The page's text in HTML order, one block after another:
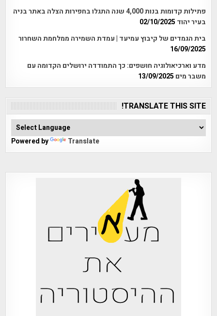
פתילות קדומות בנות 4,000 שנה התגלו בחפירות הצלה באתר בניה
בעיר יהוד 02/10/2025
בית הגמדים של קיבוץ עמיעד | עמדת השמירה ממלחמת השחרור
16/09/2025
מדע וארכיאולוגיה חושפים: כך התמודדה ירושלים הקדומה עם
משבר מים 13/09/2025
TRANSLATE THIS SITE!
Powered by Translate